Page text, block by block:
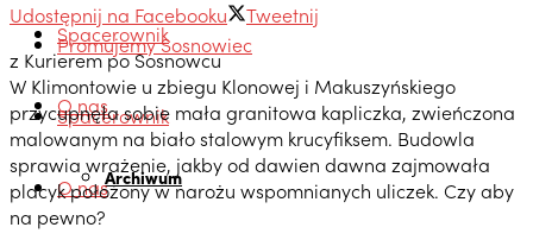
Spacerownik
O nas
Archiwum
Promujemy Sosnowiec
Spacerownik
O nas
Udostępnij na Facebooku
Tweetnij
z Kurierem po Sosnowcu
W Klimontowie u zbiegu Klonowej i Makuszyńskiego
przycupnęła sobie mała granitowa kapliczka, zwieńczona
malowanym na biało stalowym krucyfiksem. Budowla
sprawia wrażenie, jakby od dawien dawna zajmowała
placyk położony w narożu wspomnianych uliczek. Czy aby
na pewno?